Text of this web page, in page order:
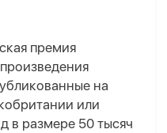
премия
на
или
в размере 50 тысяч